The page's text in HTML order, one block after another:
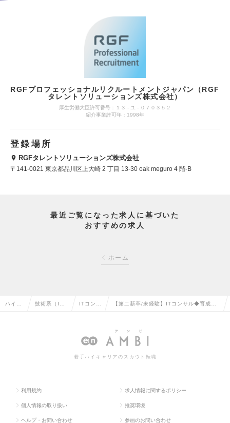
RGFプロフェッショナルリクルートメントジャパン（RGF
タレントソリューションズ株式会社）
厚生労働大臣許可番号：１３ ‐ ユ ‐ ０７０３５２
紹介事業許可年：1998年
登録場所
RGFタレントソリューションズ株式会社
〒141‐0021 東京都品川区上大崎 2 丁目 13-30 oak meguro 4 階-B
最近ご覧になった求人に基づいた
おすすめの求人
ホーム
ハイク 技術系（I ITコンサ
の転職
【第二新卒/未経験】ITコンサル◆育成環
度で全国から勤務可◆の求人情報
若手ハイキャリアのスカウト転職
利用規約 求人情報に関するポリシー
個人情報の取り扱い 推奨環境
ヘルプ・お問い合わせ 参画のお問い合わせ